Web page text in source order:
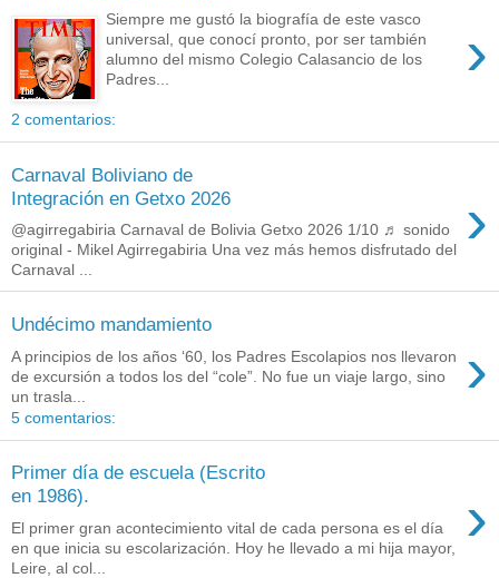
›
Siempre me gustó la biografía de este vasco
universal, que conocí pronto, por ser también
alumno del mismo Colegio Calasancio de los
Padres...
2 comentarios:
Carnaval Boliviano de
Integración en Getxo 2026
›
@agirregabiria Carnaval de Bolivia Getxo 2026 1/10 ♬ sonido
original - Mikel Agirregabiria Una vez más hemos disfrutado del
Carnaval ...
Undécimo mandamiento
›
A principios de los años ‘60, los Padres Escolapios nos llevaron
de excursión a todos los del “cole”. No fue un viaje largo, sino
un trasla...
5 comentarios:
Primer día de escuela (Escrito
en 1986).
›
El primer gran acontecimiento vital de cada persona es el día
en que inicia su escolarización. Hoy he llevado a mi hija mayor,
Leire, al col...